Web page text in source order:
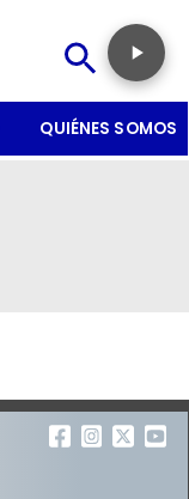
QUIÉNES SOMOS